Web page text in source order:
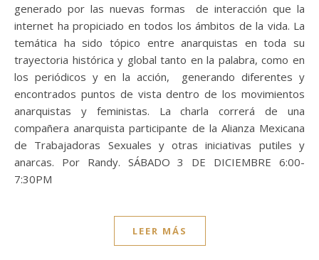
generado por las nuevas formas de interacción que la
internet ha propiciado en todos los ámbitos de la vida. La
temática ha sido tópico entre anarquistas en toda su
trayectoria histórica y global tanto en la palabra, como en
los periódicos y en la acción, generando diferentes y
encontrados puntos de vista dentro de los movimientos
anarquistas y feministas. La charla correrá de una
compañera anarquista participante de la Alianza Mexicana
de Trabajadoras Sexuales y otras iniciativas putiles y
anarcas. Por Randy. SÁBADO 3 DE DICIEMBRE 6:00-
7:30PM
LEER MÁS